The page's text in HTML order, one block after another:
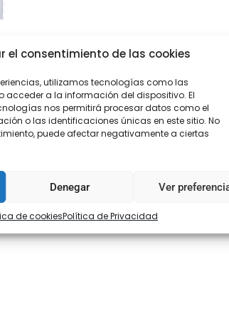
el consentimiento de las cookies
utilizamos tecnologías como las
a la información del dispositivo. El
nos permitirá procesar datos como el
o las identificaciones únicas en este sitio. No
puede afectar negativamente a ciertas
Denegar Ver
de cookiesPolítica de Privacidad